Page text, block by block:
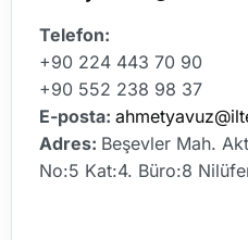
Telefon:
+90 224 443 70 90
+90 552 238 98 37
E-posta:
Adres: Beşevler Mah.
No:5 Kat:4. Büro:8